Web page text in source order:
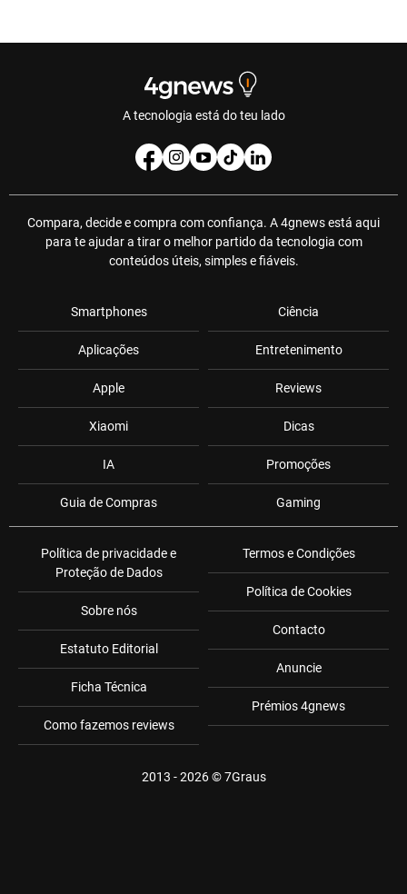
A tecnologia está do teu lado
Compara, decide e compra com confiança. A 4gnews está aqui
para te ajudar a tirar o melhor partido da tecnologia com
conteúdos úteis, simples e fiáveis.
Smartphones
Aplicações
Apple
Xiaomi
IA
Guia de Compras
Ciência
Entretenimento
Reviews
Dicas
Promoções
Gaming
Política de privacidade e
Proteção de Dados
Sobre nós
Estatuto Editorial
Ficha Técnica
Como fazemos reviews
Termos e Condições
Política de Cookies
Contacto
Anuncie
Prémios 4gnews
2013 - 2026 ©7Graus